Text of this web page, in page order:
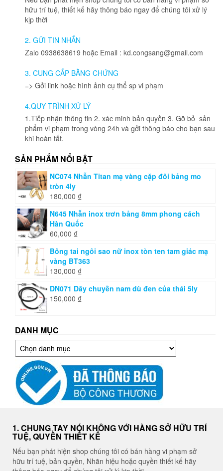
hữu trí tuệ, thiết kế hãy thông báo ngay để chúng tôi xử lý
kịp thời
2. GỬI TIN NHẮN
Zalo 0938638619 hoặc Email : kd.congsang@gmail.com
3. CUNG CẤP BẰNG CHỨNG
=> Gởi link hoặc hình ảnh cụ thể sp vi phạm
4.QUY TRÌNH XỬ LÝ
1.Tiếp nhận thông tin 2. xác minh bản quyền 3. Gỡ bỏ sản
phẩm vi phạm trong vòng 24h và gởi thông báo cho bạn sau
khi hoàn tất.
SẢN PHẨM NỔI BẬT
NC074 Nhẫn Titan mạ vàng cặp đôi bảng mo
tròn 4ly
180,000 ₫
N645 Nhẫn inox trơn bảng 8mm phong cách
Hàn Quốc
60,000 ₫
Bông tai ngôi sao nữ inox tòn ten tam giác mạ
vàng BT363
130,000 ₫
DN071 Dây chuyền nam dù đen của thái 5ly
150,000 ₫
DANH MỤC
Danh
mục
1. CHUNG TAY NÓI KHÔNG VỚI HÀNG SỞ HỮU TRÍ
TUỆ, QUYỀN THIẾT KẾ
Nếu bạn phát hiện shop chúng tôi có bán hàng vi phạm sở
hữu trí tuệ, bản quyền, Nhãn hiệu hoặc quyền thiết kế hãy